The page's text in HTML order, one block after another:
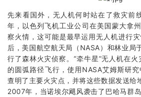
先来看国外，无人机何时站在了救灾前
年，以色列飞机工业公司在美国蒙大拿
察火情，这可能是最早运用无人机进行
后，美国航空航天局（NASA）和林业局
行了森林火灾侦察。“牵牛星”无人机在
的圆弧路径飞行，使用NASA艾姆斯研
查明了主要火灾点，并将这些数据发送给
2007年，当诺埃尔飓风袭击了巴哈马群